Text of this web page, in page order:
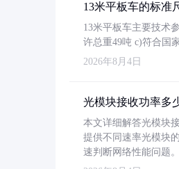
13米平板车的标准
13米平板车主要技术
许总重49吨 c)符合国
2026年8月4日
光模块接收功率多
本文详细解答光模块
提供不同速率光模块
速判断网络性能问题。